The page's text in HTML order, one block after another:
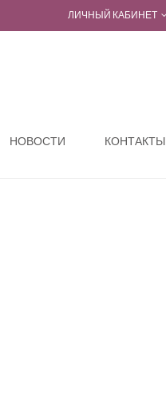
ЛИЧНЫЙ КАБИНЕТ
НОВОСТИ КОНТАКТЫ